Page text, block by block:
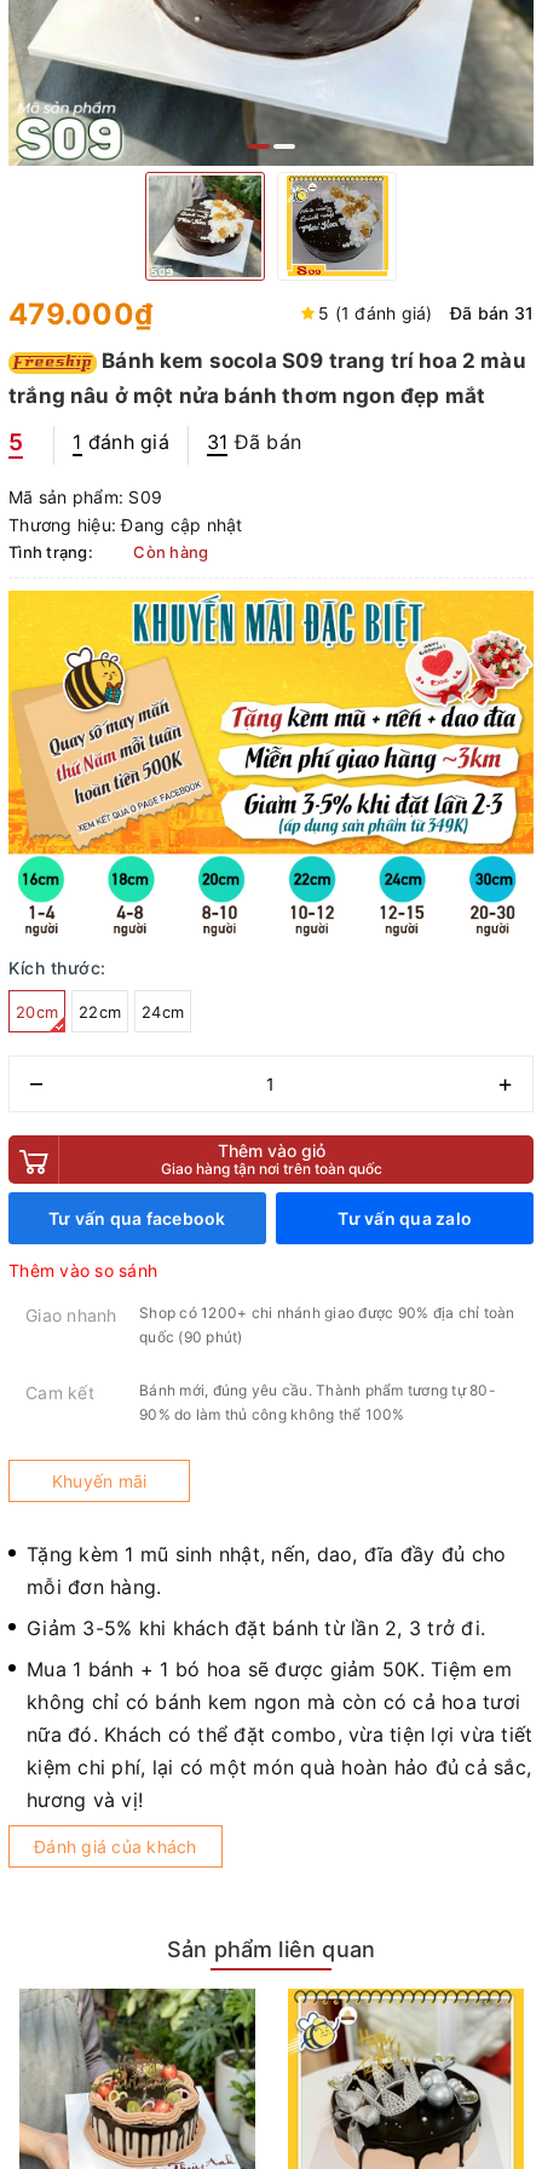
479.000₫ 5 (1 đánh giá) Đã bán 31
Bánh kem socola S09 trang trí hoa 2 màu
trắng nâu ở một nửa bánh thơm ngon đẹp mắt
5 1 đánh giá 31 Đã bán
Mã sản phẩm: S09
Thương hiệu: Đang cập nhật
Tình trạng: Còn hàng
Kích thước:
20cm 22cm 24cm
– +
Thêm vào giỏ
Giao hàng tận nơi trên toàn quốc
Tư vấn qua facebook Tư vấn qua zalo
Thêm vào so sánh
Giao nhanh
Shop có 1200+ chi nhánh giao được 90% địa chỉ toàn
quốc (90 phút)
Cam kết
Bánh mới, đúng yêu cầu. Thành phẩm tương tự 80-
90% do làm thủ công không thể 100%
Khuyến mãi
Tặng kèm 1 mũ sinh nhật, nến, dao, đĩa đầy đủ cho
mỗi đơn hàng.
Giảm 3-5% khi khách đặt bánh từ lần 2, 3 trở đi.
Mua 1 bánh + 1 bó hoa sẽ được giảm 50K. Tiệm em
không chỉ có bánh kem ngon mà còn có cả hoa tươi
nữa đó. Khách có thể đặt combo, vừa tiện lợi vừa tiết
kiệm chi phí, lại có một món quà hoàn hảo đủ cả sắc,
hương và vị!
Đánh giá của khách
Sản phẩm liên quan